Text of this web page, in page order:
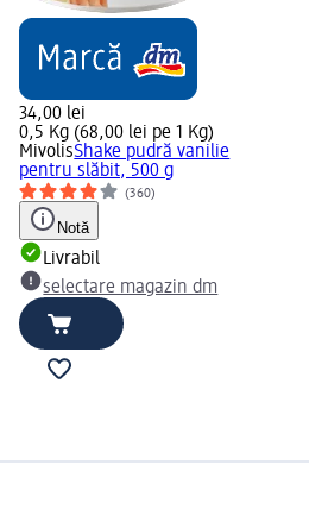
34,00 lei
0,5 Kg (68,00 lei pe 1 Kg)
MivolisShake pudră vanilie
pentru slăbit, 500 g
(360)
Notă
Livrabil
selectare magazin dm